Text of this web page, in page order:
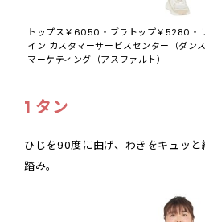
トップス￥6050・ブラトップ￥5280・
イン カスタマーサービスセンター（ダ
マーケティング（アスファルト）
1 タン
ひじを90度に曲げ、わきをキュッ
踏み。